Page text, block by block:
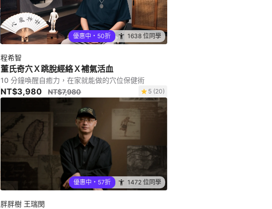
優惠中・50折 1638 位同學
程希智
董氏奇穴Ｘ跳脫經絡Ｘ補氣活血
10 分鐘喚醒自癒力，在家就能做的穴位保健術
NT$3,980 NT$7,980 5 (20)
優惠中・57折 1472 位同學
胖胖樹 王瑞閔